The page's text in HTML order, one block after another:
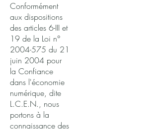
Conformément
aux dispositions
des articles 6-III et
19 de la Loi n°
2004-575 du 21
juin 2004 pour
la Confiance
dans l'économie
numérique, dite
L.C.E.N., nous
portons à la
connaissance des